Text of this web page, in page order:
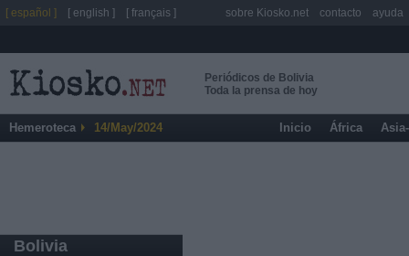
Periódicos de Bolivia
Toda la prensa de hoy
Hemeroteca 14/May/2024 Inicio África
Bolivia
[ español ] [ english ] [ français ] sobre Kiosko.net contacto ayuda